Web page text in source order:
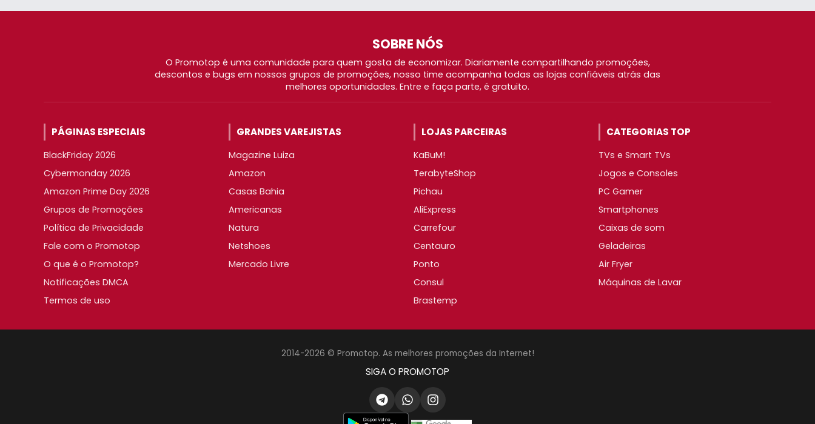
SOBRE NÓS
O Promotop é uma comunidade para quem gosta de economizar. Diariamente compartilhando promoções,
descontos e bugs em nossos grupos de promoções, nosso time acompanha todas as lojas confiáveis atrás das
melhores oportunidades. Entre e faça parte, é gratuito.
PÁGINAS ESPECIAIS
BlackFriday 2026
Cybermonday 2026
Amazon Prime Day 2026
Grupos de Promoções
Política de Privacidade
Fale com o Promotop
O que é o Promotop?
Notificações DMCA
Termos de uso
GRANDES VAREJISTAS
Magazine Luiza
Amazon
Casas Bahia
Americanas
Natura
Netshoes
Mercado Livre
LOJAS PARCEIRAS
KaBuM!
TerabyteShop
Pichau
AliExpress
Carrefour
Centauro
Ponto
Consul
Brastemp
CATEGORIAS TOP
TVs e Smart TVs
Jogos e Consoles
PC Gamer
Smartphones
Caixas de som
Geladeiras
Air Fryer
Máquinas de Lavar
2014-2026 © Promotop. As melhores promoções da Internet!
SIGA O PROMOTOP